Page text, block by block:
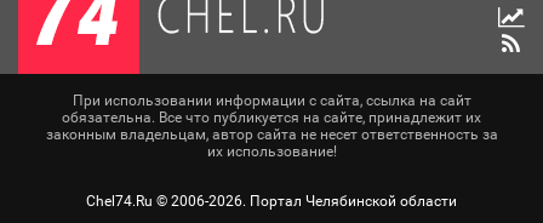
При использовании информации с сайта, ссылка на сайт
обязательна. Все что публикуется на сайте, принадлежит их
законным владельцам, автор сайта не несет ответственность за
их использование!
Chel74.Ru © 2006-2026. Портал Челябинской области